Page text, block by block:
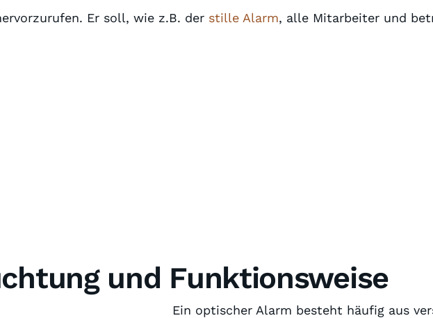
Er soll, wie z.B. der stille Alarm, alle Mitarbeiter und
und Funktionsweise
Ein optischer Alarm besteht häufig aus